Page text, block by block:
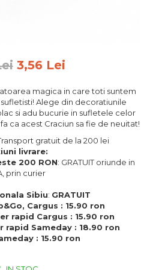
3,56 Lei
magica in care toti suntem
Alege din decoratiunile
si adu bucurie in sufletele celor
ca acest Craciun sa fie de neuitat!
gratuit de la 200 lei
livrare:
200 RON: GRATUIT oriunde in
prin curier
Sibiu: GRATUIT
Cargus : 15.90 ron
rapid Cargus : 15.90 ron
Sameday : 18.90 ron
: 15.90 ron